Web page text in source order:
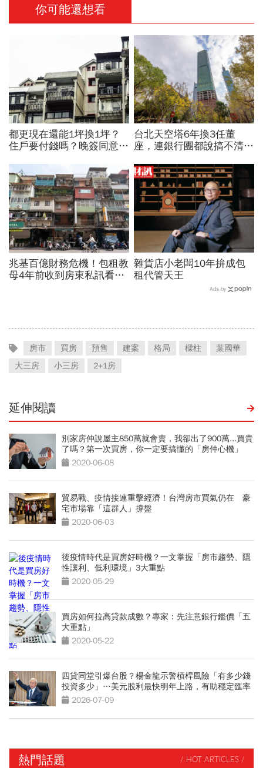
你可能還想看
都更現在還能1坪換1坪？
住戶要付錢嗎？晚簽同意書
少？7個關鍵問題全面解答
台北天空塔6年換3任董
座，連銀行團都說搞不清楚
底香港神祕大股東
兆基百億財務危機！包租教
母4年前收到房東私訊看出
雜貨店小老闆10年拚成包
租代管天王
Ads by
房市 買房 預售 建案 格局 樑柱
葉國華
大三房
小三房 2+1房
延伸閱讀
別家房仲說屋主850萬就會賣，我卻出了900萬...買貴
了嗎？第一次買房，你一定要搞懂的「房仲心機」
2020-06-08
貿易戰、疫情接連重擊經濟！台灣房市買氣仍在 豪
宅市場靠「這群人」撐盤
2020-06-03
後疫情時代是買房好時機？一文掌握「房市趨勢、隱
性讓利、低利環境」3大重點
2020-05-29
買房如何拉高貸款成數？專家：先注意銀行鑑價「五
大重點」
2020-05-22
四貸同堂引爆台股？楊金龍示警槓桿風險「有多少錢
投資多少」…美元股利最快明年上路，有助穩定匯率
2026-07-09
熱門話題 / HOT ARTICLES /